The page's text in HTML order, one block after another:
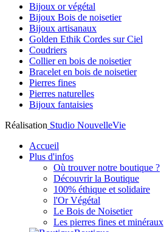
Bijoux or végétal
Bijoux Bois de noisetier
Bijoux artisanaux
Golden Ethik Cordes sur Ciel
Coudriers
Collier en bois de noisetier
Bracelet en bois de noisetier
Pierres fines
Pierres naturelles
Bijoux fantaisies
Réalisation Studio NouvelleVie
Accueil
Plus d'infos
Où trouver notre boutique ?
Découvrir la Boutique
100% éthique et solidaire
l'Or Végétal
Le Bois de Noisetier
Les pierres fines et minéraux